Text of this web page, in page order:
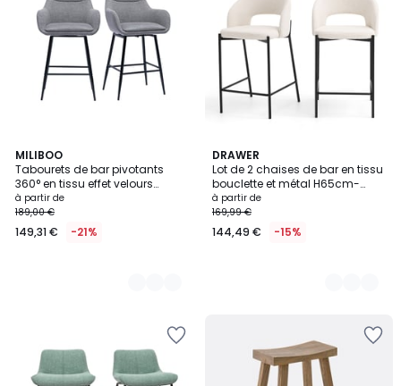
MILIBOO
Tabourets de bar pivotants
360° en tissu effet velours
texturé terre brûlée et métal
H65.5 cm (lot de 2) ALESS
à partir de
189,00 €
149,31 € -21%
3
Couleurs
DRAWER
Lot de 2 chaises de bar en tissu
bouclette et métal H65cm-
SOREN
à partir de
169,99 €
144,49 € -15%
2
Couleurs